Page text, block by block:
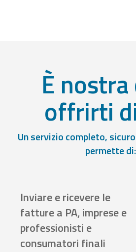
È
offrirti
Un servizio completo,
permette di:
Inviare e ricevere le
fatture a PA, imprese e
professionisti e
consumatori finali